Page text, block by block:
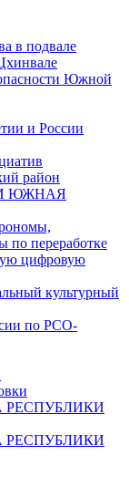
в подвале
Южной
и России
район
ЮЖНАЯ
по переработке
цифровую
культурный
по РСО-